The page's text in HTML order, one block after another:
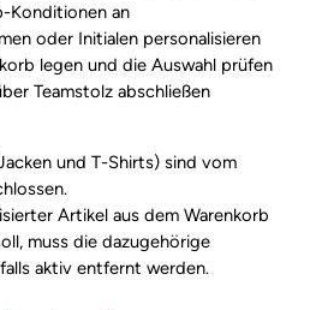
Konditionen an
oder Initialen personalisieren
legen und die Auswahl prüfen
Teamstolz abschließen
und T-Shirts) sind vom
Artikel aus dem Warenkorb
muss die dazugehörige
aktiv entfernt werden.